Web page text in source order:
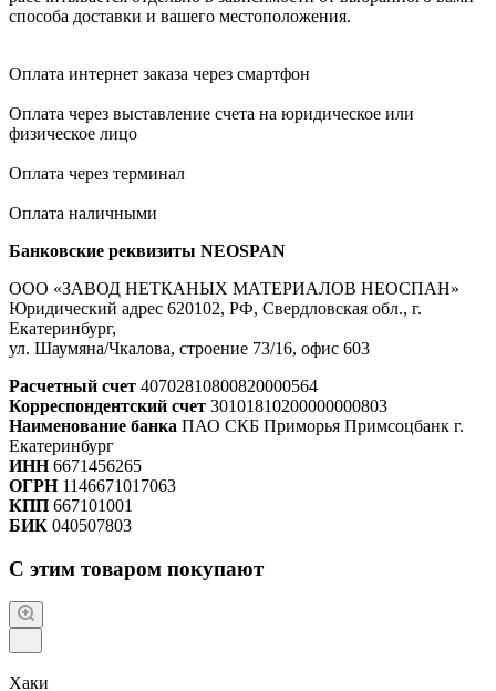
способа доставки и вашего местоположения.
Оплата интернет заказа через смартфон
Оплата через выставление счета на юридическое или
физическое лицо
Оплата через терминал
Оплата наличными
Банковские реквизиты NEOSPAN
ООО «ЗАВОД НЕТКАНЫХ МАТЕРИАЛОВ НЕОСПАН»
Юридический адрес 620102, РФ, Свердловская обл., г.
Екатеринбург,
ул. Шаумяна/Чкалова, строение 73/16, офис 603
Расчетный счет 40702810800820000564
Корреспондентский счет 30101810200000000803
Наименование банка ПАО СКБ Приморья Примсоцбанк г.
Екатеринбург
ИНН6671456265
ОГРН1146671017063
КПП 667101001
БИК 040507803
С этим товаром покупают
Хаки